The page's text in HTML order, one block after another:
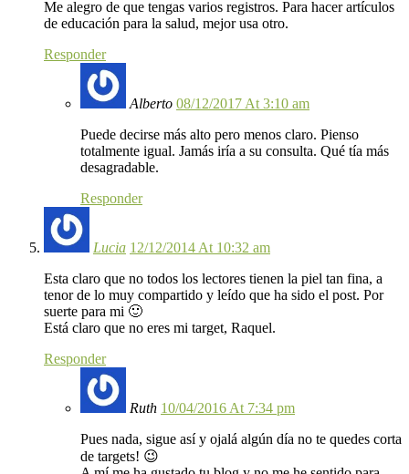
Me alegro de que tengas varios registros. Para hacer artículos
de educación para la salud, mejor usa otro.
Responder
Alberto 08/12/2017 At 3:10 am
Puede decirse más alto pero menos claro. Pienso
totalmente igual. Jamás iría a su consulta. Qué tía más
desagradable.
Responder
Lucia 12/12/2014 At 10:32 am
Esta claro que no todos los lectores tienen la piel tan fina, a
tenor de lo muy compartido y leído que ha sido el post. Por
suerte para mi 🙂
Está claro que no eres mi target, Raquel.
Responder
Ruth 10/04/2016 At 7:34 pm
Pues nada, sigue así y ojalá algún día no te quedes corta
de targets! 😉